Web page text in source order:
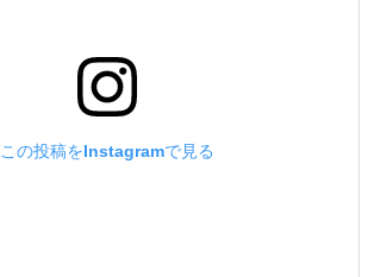
この投稿をInstagramで見る